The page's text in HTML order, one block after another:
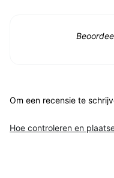
Om een recensie te
Hoe controleren en